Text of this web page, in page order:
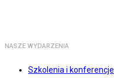
NASZE WYDARZENIA
Szkolenia i konferencje